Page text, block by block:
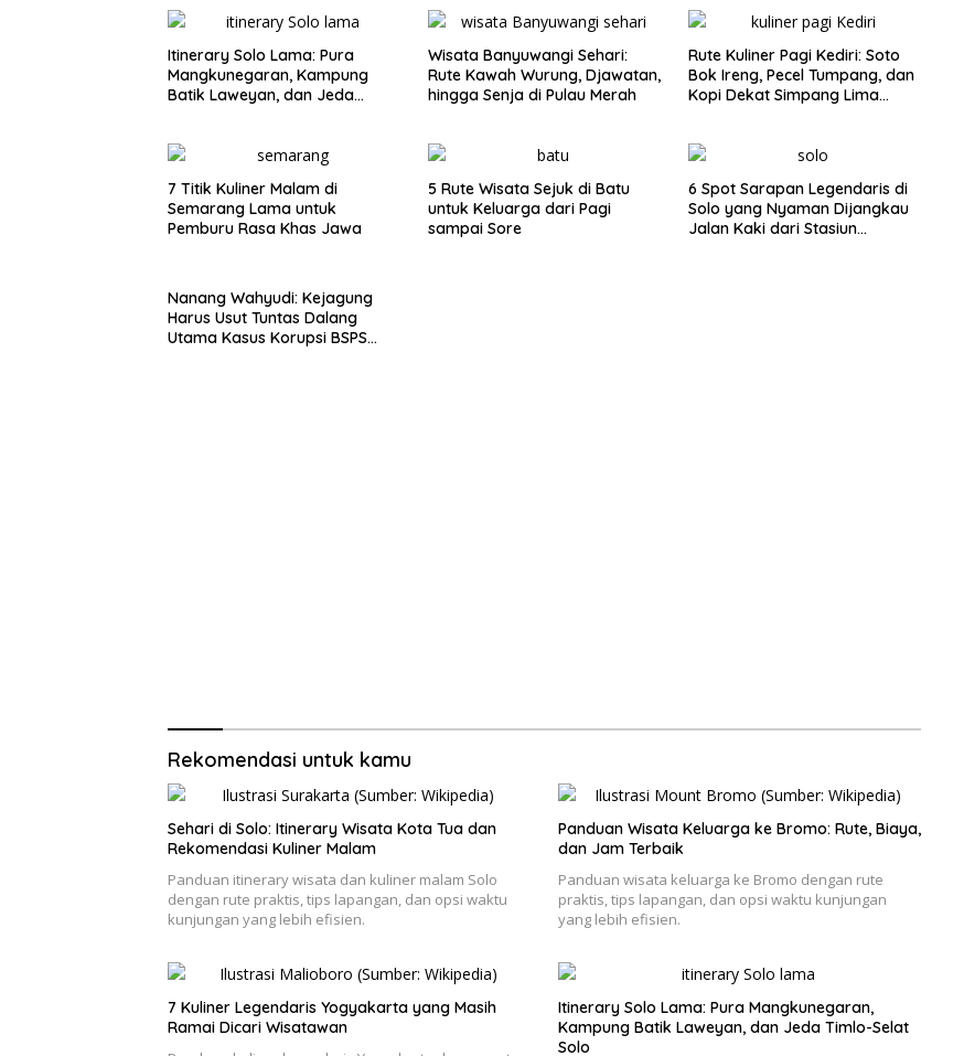
Itinerary Solo Lama: Pura
Mangkunegaran, Kampung
Batik Laweyan, dan Jeda
Wisata Banyuwangi Sehari:
Rute Kawah Wurung, Djawatan,
hingga Senja di Pulau Merah
Rute Kuliner Pagi Kediri: Soto
Bok Ireng, Pecel Tumpang, dan
Kopi Dekat Simpang Lima
7 Titik Kuliner Malam di
Semarang Lama untuk
Pemburu Rasa Khas Jawa
5 Rute Wisata Sejuk di Batu
untuk Keluarga dari Pagi
sampai Sore
6 Spot Sarapan Legendaris di
Solo yang Nyaman Dijangkau
Jalan Kaki dari Stasiun
Nanang Wahyudi: Kejagung
Harus Usut Tuntas Dalang
Utama Kasus Korupsi BSPS
Rekomendasi untuk kamu
Sehari di Solo: Itinerary Wisata Kota Tua dan
Rekomendasi Kuliner Malam
Panduan itinerary wisata dan kuliner malam Solo
dengan rute praktis, tips lapangan, dan opsi waktu
kunjungan yang lebih efisien.
Panduan Wisata Keluarga ke Bromo: Rute, Biaya,
dan Jam Terbaik
Panduan wisata keluarga ke Bromo dengan rute
praktis, tips lapangan, dan opsi waktu kunjungan
yang lebih efisien.
7 Kuliner Legendaris Yogyakarta yang Masih
Ramai Dicari Wisatawan
Itinerary Solo Lama: Pura Mangkunegaran,
Kampung Batik Laweyan, dan Jeda Timlo-Selat
Solo